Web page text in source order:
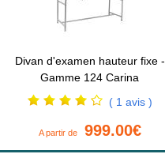
Divan d'examen hauteur fixe -
Gamme 124 Carina
( 1 avis )
A partir de 999.00€